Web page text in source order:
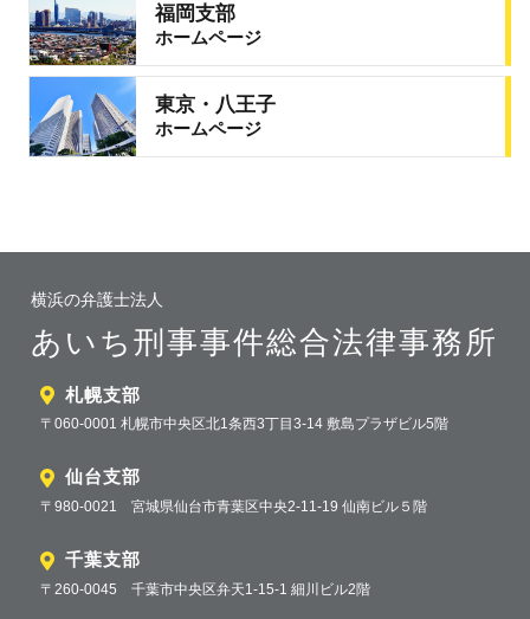
福岡支部
ホームページ
東京・八王子
ホームページ
横浜の弁護士法人
あいち刑事事件総合法律事務所
札幌支部
〒060-0001 札幌市中央区北1条西3丁目3-14 敷島プラザビル5階
仙台支部
〒980-0021 宮城県仙台市青葉区中央2-11-19 仙南ビル５階
千葉支部
〒260-0045 千葉市中央区弁天1-15-1 細川ビル2階